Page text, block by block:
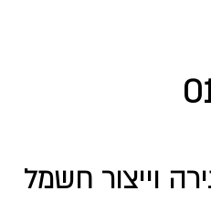
וייצור חשמל